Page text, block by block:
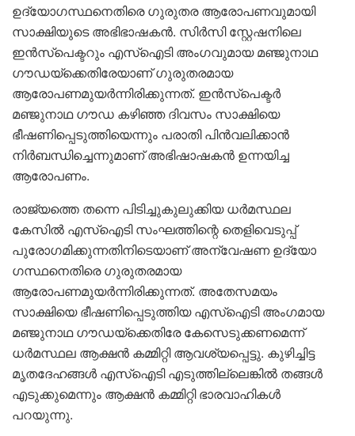
ഉദ്യോഗസ്ഥനെതിരെ ​ഗുരുതര ആരോപണവുമായി
സാക്ഷിയുടെ അഭിഭാഷകൻ. സിർസി സ്റ്റേഷനിലെ
ഇൻസ്‌പെക്ടറും എസ്‌ഐടി അംഗവുമായ മഞ്ജുനാഥ
ഗൗഡയ്‌ക്കെതിരേയാണ് ഗുരുതരമായ
ആരോപണമുയർന്നിരിക്കുന്നത്. ഇൻസ്‌പെക്ടർ
മഞ്ജുനാഥ ഗൗഡ കഴിഞ്ഞ ദിവസം സാക്ഷിയെ
ഭീഷണിപ്പെടുത്തിയെന്നും പരാതി പിൻവലിക്കാൻ
നിർബന്ധിച്ചെന്നുമാണ് അഭിഷാഷകൻ ഉന്നയിച്ച
ആരോപണം.
രാജ്യത്തെ തന്നെ പിടിച്ചുകുലുക്കിയ ധർമസ്ഥല
കേസിൽ എസ്‌ഐടി സംഘത്തിന്റെ തെളിവെടുപ്പ്
പുരോഗമിക്കുന്നതിനിടെയാണ് അന്വേഷണ ഉദ്യോ​
ഗസ്ഥനെതിരെ ഗുരുതരമായ
ആരോപണമുയർന്നിരിക്കുന്നത്. അതേസമയം
സാക്ഷിയെ ഭീഷണിപ്പെടുത്തിയ എസ്‌ഐടി അംഗമായ
മഞ്ജുനാഥ ഗൗഡയ്‌ക്കെതിരേ കേസെടുക്കണമെന്ന്
ധർമസ്ഥല ആക്ഷൻ കമ്മിറ്റി ആവശ്യപ്പെട്ടു. കുഴിച്ചിട്ട
മൃതദേഹങ്ങൾ എസ്‌ഐടി എടുത്തില്ലെങ്കിൽ തങ്ങൾ
എടുക്കുമെന്നും ആക്ഷൻ കമ്മിറ്റി ഭാരവാഹികൾ
പറയുന്നു.